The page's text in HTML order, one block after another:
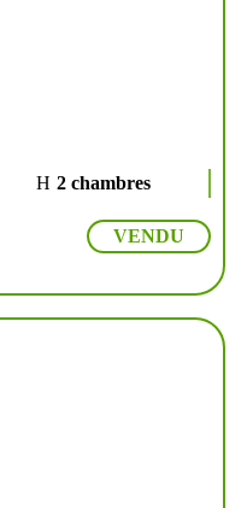
2 chambres
VENDU